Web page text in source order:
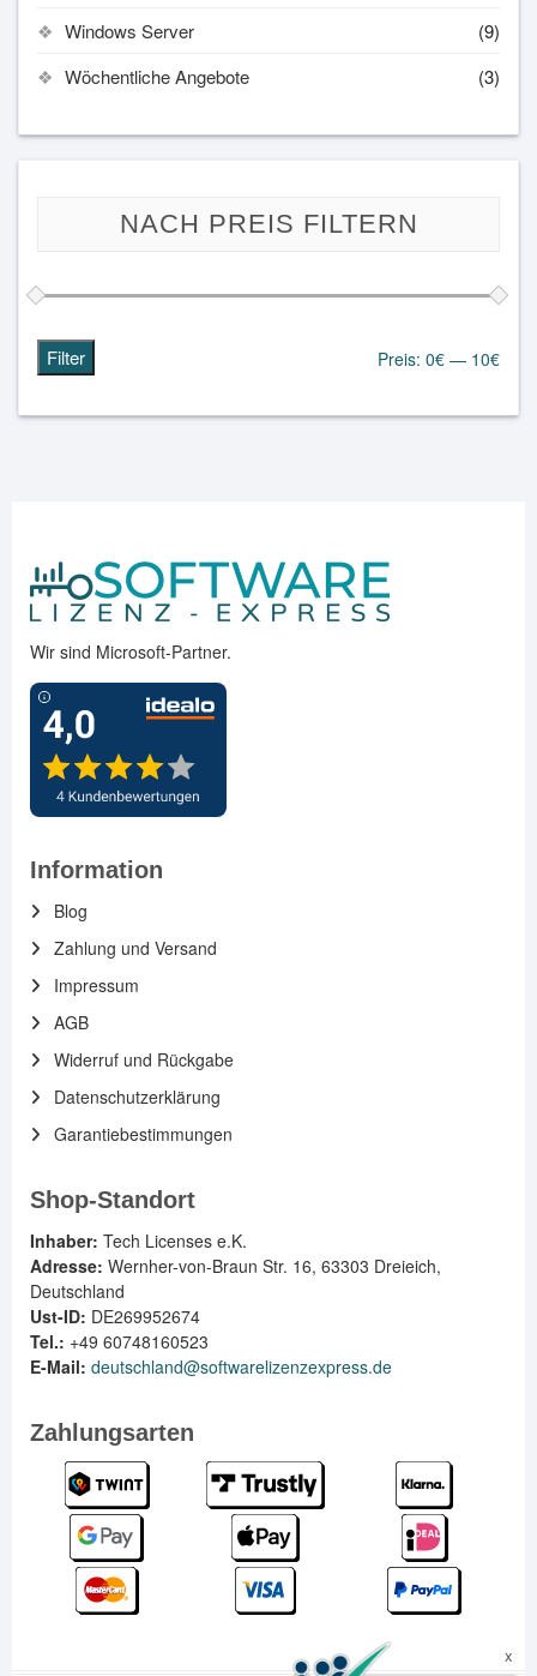
Windows Server
(9)
Wöchentliche Angebote
(3)
NACH PREIS FILTERN
Filter Preis: 0€ — 10€
Wir sind Microsoft-Partner.
Information
Blog
Zahlung und Versand
Impressum
AGB
Widerruf und Rückgabe
Datenschutzerklärung
Garantiebestimmungen
Shop-Standort
Inhaber: Tech Licenses e.K.
Adresse: Wernher-von-Braun Str. 16, 63303 Dreieich,
Deutschland
Ust-ID: DE269952674
Tel.: +49 60748160523
E-Mail: deutschland@softwarelizenzexpress.de
Zahlungsarten